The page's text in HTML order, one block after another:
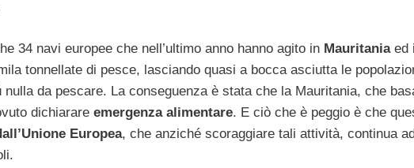
34 navi europee che nell’ultimo anno hanno agito in Mauritaniaed
tonnellate di pesce, lasciando quasi a bocca asciutta le
da pescare. La conseguenza è stata che la Mauritania, che
dichiarare emergenza alimentare. E ciò che è peggio è che
Europea, che anziché scoraggiare tali attività, continua